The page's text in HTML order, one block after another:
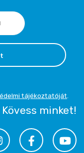
tájékoztatóját
Kövess minket!